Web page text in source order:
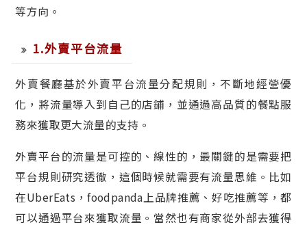
等方向。
1.外賣平台流量
外賣餐廳基於外賣平台流量分配規則，不斷地經營優
化，將流量導入到自己的店鋪，並通過高品質的餐點服
務來獲取更大流量的支持。
外賣平台的流量是可控的、線性的，最關鍵的是需要把
平台規則研究透徹，這個時候就需要有流量思維。比如
在UberEats，foodpanda上品牌推薦、好吃推薦等，都
可以通過平台來獲取流量。當然也有商家從外部去獲得